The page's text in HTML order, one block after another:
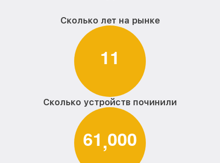
Сколько лет на рынке
11
Сколько устройств починили
61,000